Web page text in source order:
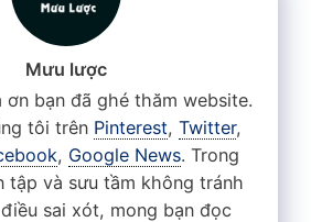
Mưu lược
ơn bạn đã ghé thăm website.
tôi trên Pinterest, Twitter,
, Google News. Trong
tập và sưu tầm không tránh
sai xót, mong bạn đọc